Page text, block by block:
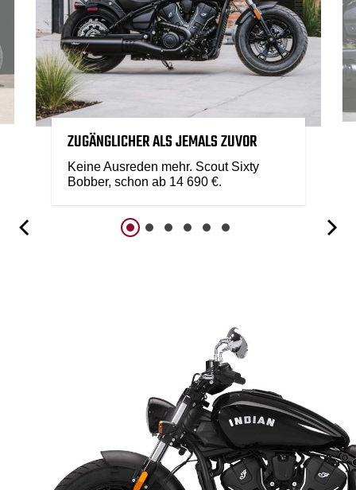
ZUGÄNGLICHER ALS JEMALS ZUVOR
Keine Ausreden mehr. Scout Sixty
Bobber, schon ab 14 690 €.